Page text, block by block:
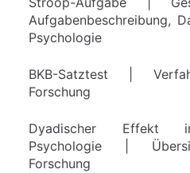
Aufgabenbeschreibung,
Psychologie
BKB-Satztest |
Forschung
Dyadischer Effekt
Psychologie |
Forschung